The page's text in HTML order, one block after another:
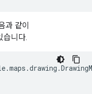
과 같이
습니다.
.maps .drawing .